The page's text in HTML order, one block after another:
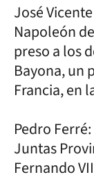
José
Napoleón
preso a los
Bayona, un
Francia, en
Pedro
Juntas
Fernando